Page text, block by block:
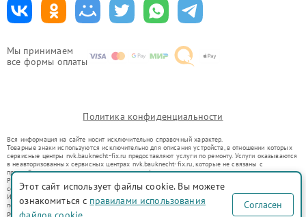
Мы принимаем
все формы оплаты
Политика конфиденциальности
Вся информация на сайте носит исключительно справочный характер.
Товарные знаки используются исключительно для описания устройств, в отношении которых
сервисные центры nvk.bauknecht-fix.ru предоставляют услуги по ремонту. Услуги оказываются
в неавторизованных сервисных центрах nvk.bauknecht-fix.ru, которые не связаны с
правообладателями товарных знаков или их официальными представителями.
Ремонт осуществляется для устройств, уже введенных в гражданский оборот в соответствии
со статьей 1487 ГК РФ.
Использование товарных знаков не преследует цели индивидуализации услуг или введения
потребителей в заблуждение, а служит для информирования о предоставляемых услугах по
ремонту техники указанных брендов.
Этот сайт использует файлы cookie. Вы можете
ознакомиться с правилами использования
Согласен